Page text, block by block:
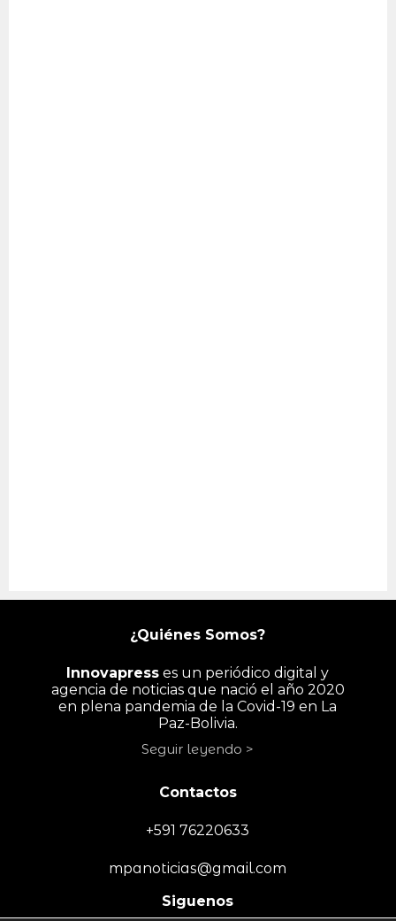
¿Quiénes Somos?
Innovapress es un periódico digital y
agencia de noticias que nació el año 2020
en plena pandemia de la Covid-19 en La
Paz-Bolivia.
Seguir leyendo >
Contactos
+591 76220633
mpanoticias@gmail.com
Siguenos